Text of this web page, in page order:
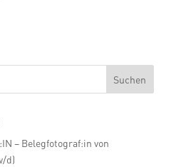
– Belegfotograf:in von
d)